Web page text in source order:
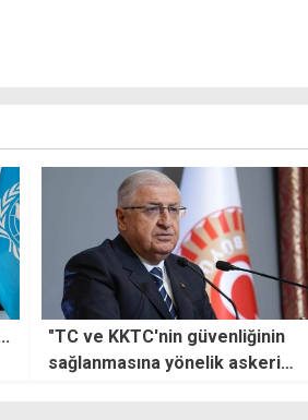
Yoğun bakımda tedavisi süren
Ahmet Tan için resmi açıklama